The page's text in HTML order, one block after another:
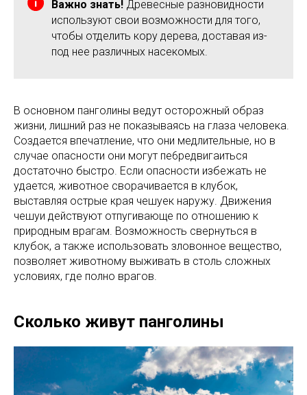
Важно знать! Древесные разновидности
используют свои возможности для того,
чтобы отделить кору дерева, доставая из-
под нее различных насекомых.
В основном панголины ведут осторожный образ
жизни, лишний раз не показываясь на глаза человека.
Создается впечатление, что они медлительные, но в
случае опасности они могут пе6редвигаиться
достаточно быстро. Если опасности избежать не
удается, животное сворачивается в клубок,
выставляя острые края чешуек наружу. Движения
чешуи действуют отпугивающе по отношению к
природным врагам. Возможность свернуться в
клубок, а также использовать зловонное вещество,
позволяет животному выживать в столь сложных
условиях, где полно врагов.
Сколько живут панголины